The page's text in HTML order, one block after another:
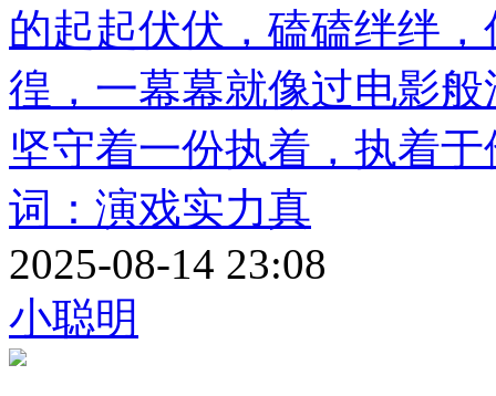
的起起伏伏，磕磕绊绊
徨，一幕幕就像过电影
坚守着一份执着，执
词：演戏实力真
2025-08-14 23:08
小聪明